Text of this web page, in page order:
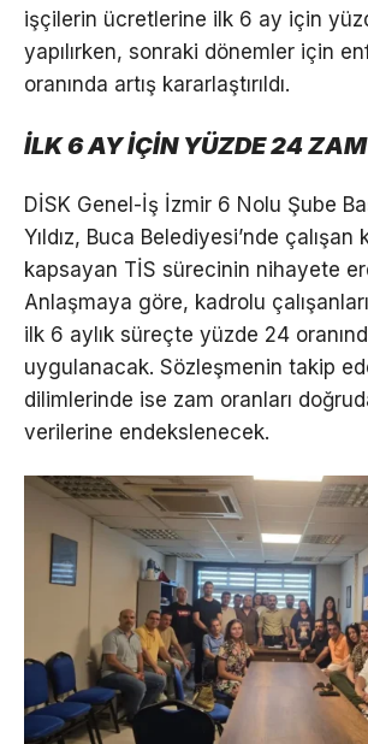
işçilerin ücretlerine ilk 6 ay için
yapılırken, sonraki dönemler için
oranında artış kararlaştırıldı.
İLK 6 AY İÇİN YÜZDE 24 ZAM
DİSK Genel-İş İzmir 6 Nolu Şube
Yıldız, Buca Belediyesi’nde
kapsayan TİS sürecinin nihayete
Anlaşmaya göre, kadrolu
ilk 6 aylık süreçte yüzde 24
uygulanacak. Sözleşmenin takip
dilimlerinde ise zam oranları
verilerine endekslenecek.